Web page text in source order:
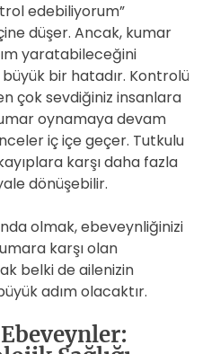
edebiliyorum”
düşer. Ancak, kumar
yaratabileceğini
bir hatadır. Kontrolü
çok sevdiğiniz insanlara
oynamaya devam
iç içe geçer. Tutkulu
karşı daha fazla
dönüşebilir.
olmak, ebeveynliğinizi
karşı olan
belki de ailenizin
adım olacaktır.